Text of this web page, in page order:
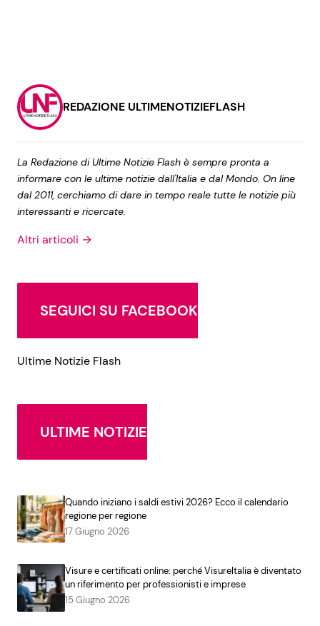
REDAZIONE ULTIMENOTIZIEFLASH
La Redazione di Ultime Notizie Flash è sempre pronta a
informare con le ultime notizie dall'Italia e dal Mondo. On line
dal 2011, cerchiamo di dare in tempo reale tutte le notizie più
interessanti e ricercate.
Altri articoli →
SEGUICI SU FACEBOOK
Ultime Notizie Flash
ULTIME NOTIZIE
Quando iniziano i saldi estivi 2026? Ecco il calendario
regione per regione
17 Giugno 2026
Visure e certificati online: perché VisureItalia è diventato
un riferimento per professionisti e imprese
15 Giugno 2026